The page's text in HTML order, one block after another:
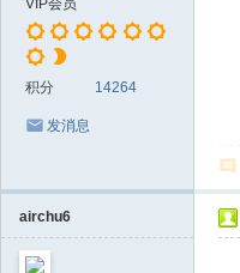
VIP会员
积分 14264
发消息
airchu6